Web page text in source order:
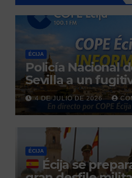
ÉCIJA
Policía Nacional
Sevilla a un
reclamado por
tras no regresar
durante un
penitenciario
4 DE JULIO DE 2026
ÉCIJA
Écija se